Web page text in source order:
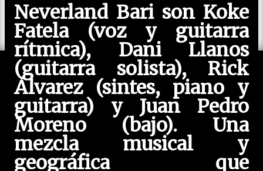
Neverland Bari son Koke
Fatela (voz y guitarra
rítmica), Dani Llanos
(guitarra solista), Rick
Álvarez (sintes, piano y
guitarra) y Juan Pedro
Moreno (bajo). Una
mezcla musical y
geográfica que